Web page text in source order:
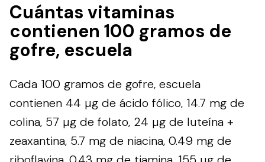
Cuántas vitaminas
contienen 100 gramos de
gofre, escuela
Cada 100 gramos de gofre, escuela
contienen 44 µg de ácido fólico, 14.7 mg de
colina, 57 µg de folato, 24 µg de luteína +
zeaxantina, 5.7 mg de niacina, 0.49 mg de